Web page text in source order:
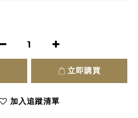
立即購買
加入追蹤清單